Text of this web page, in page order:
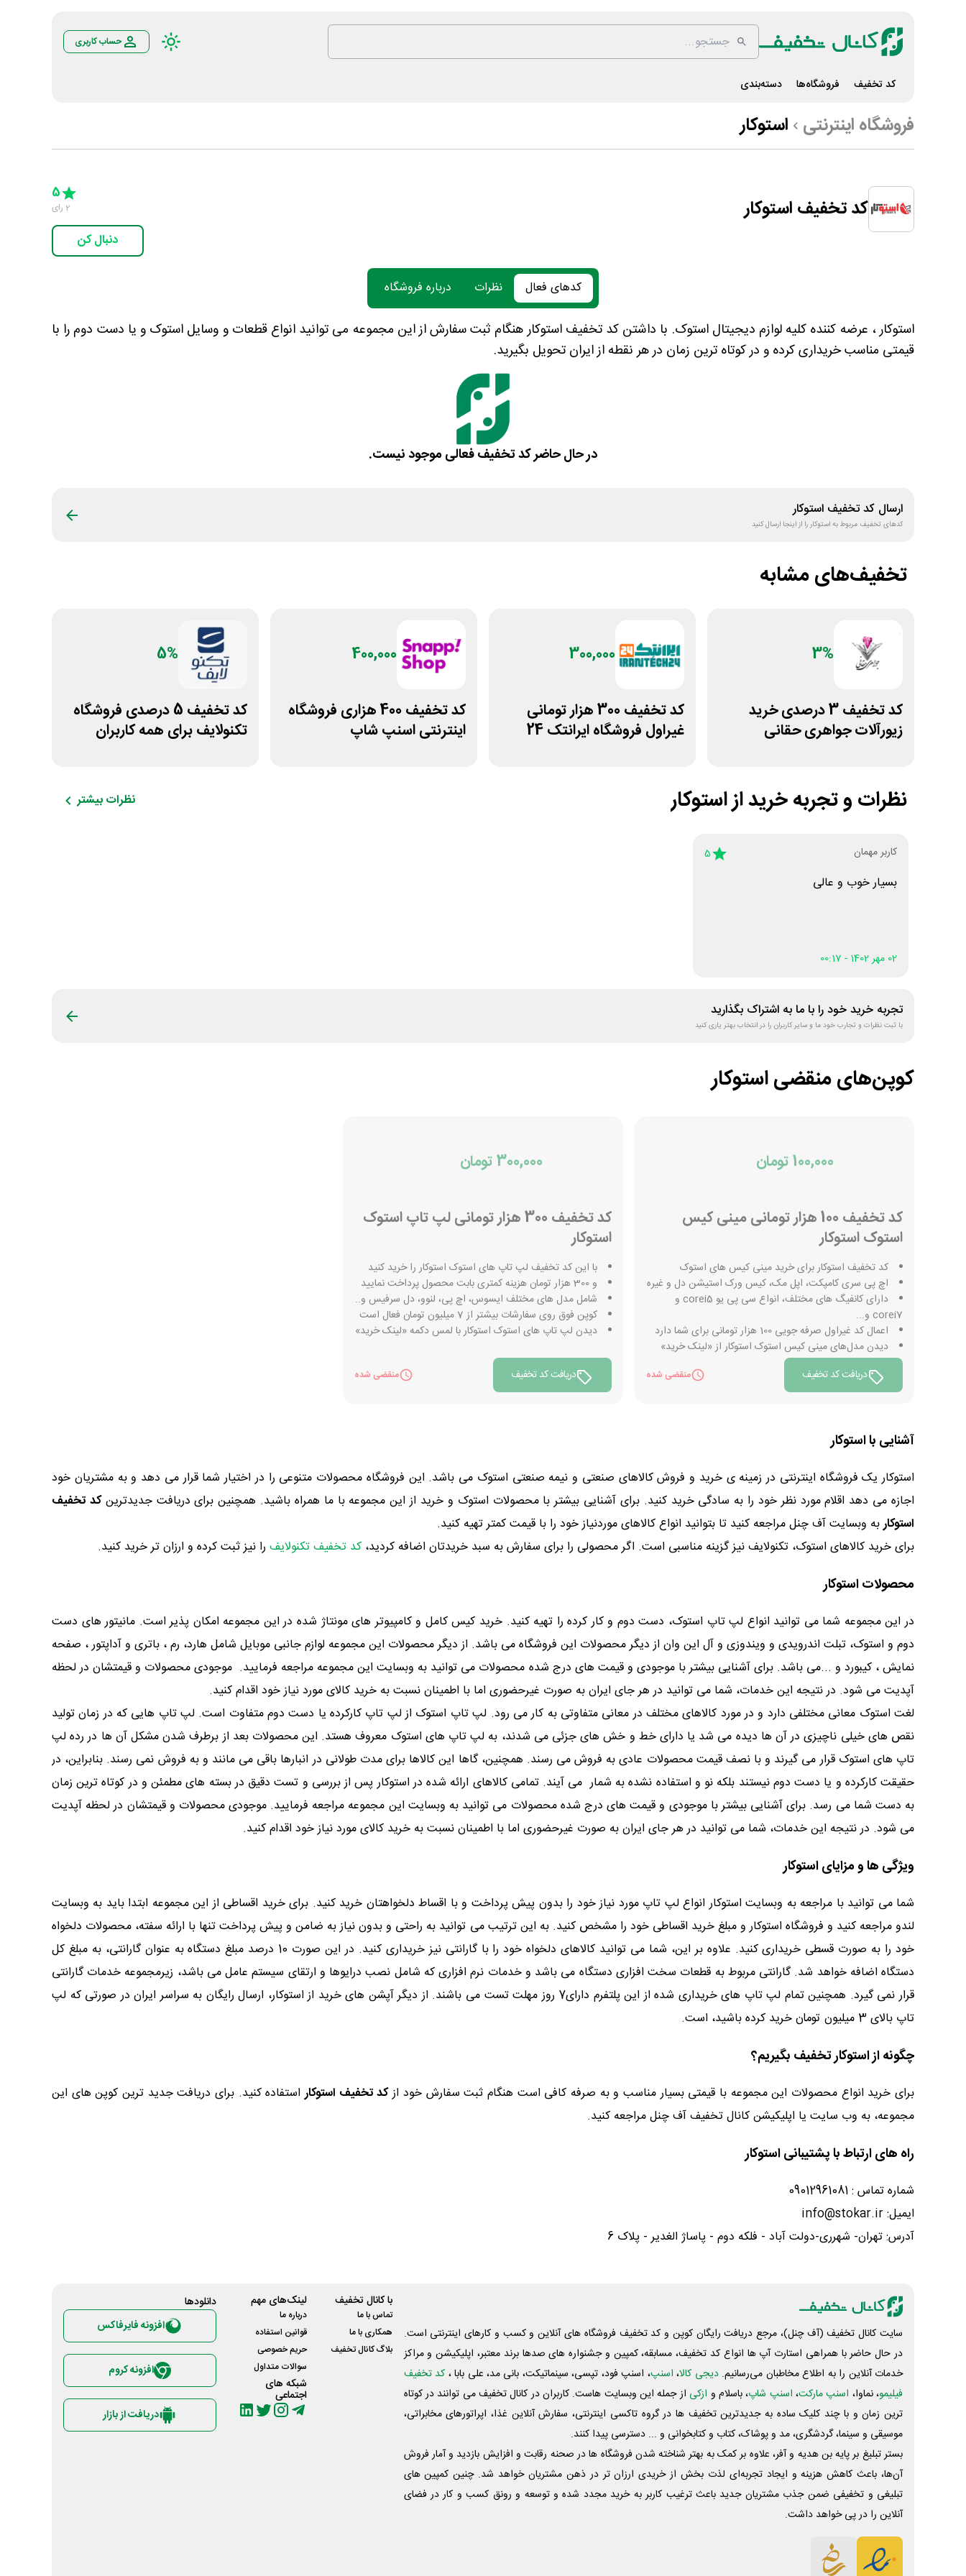
حساب کاربری
کد تخفیف فروشگاه‌ها دسته‌بندی
فروشگاه اینترنتی استوکار
کد تخفیف استوکار
5 Stars
5
2 رای
دنبال کن
کدهای فعال نظرات درباره فروشگاه
استوکار ، عرضه کننده کلیه لوازم دیجیتال استوک. با داشتن کد تخفیف استوکار هنگام ثبت سفارش از این مجموعه می توانید انواع قطعات و وسایل استوک و یا دست دوم را با
قیمتی مناسب خریداری کرده و در کوتاه ترین زمان در هر نقطه از ایران تحویل بگیرید.
در حال حاضر کد تخفیف فعالی موجود نیست.
ارسال کد تخفیف استوکار
کدهای تخفیف مربوط بهاستوکاررا از اینجا ارسال کنید
تخفیف‌های مشابه
3%
کد تخفیف 3 درصدی خرید
زیورآلات جواهری حقانی
300,000
کد تخفیف 300 هزار تومانی
غیراول فروشگاه ایرانتک 24
400,000
کد تخفیف 400 هزاری فروشگاه
اینترنتی اسنپ شاپ
5%
کد تخفیف 5 درصدی فروشگاه
تکنولایف برای همه کاربران
نظرات و تجربه خرید ازاستوکار نظرات بیشتر
کاربر مهمان 5
بسیار خوب و عالی
02 مهر 1402 - 00:17
تجربه خرید خود را با ما به اشتراک بگذارید
با ثبت نظرات و تجارب خود ما و سایر کاربران را در انتخاب بهتر یاری کنید
کوپن‌های منقضیاستوکار
100,000 تومان
کد تخفیف 100 هزار تومانی مینی کیس
استوک استوکار
کد تخفیف استوکار برای خرید مینی کیس های استوک
اچ پی سری کامپکت، اپل مک، کیس ورک استیشن دل و غیره
دارای کانفیگ های مختلف، انواع سی پی یو corei5 و
corei7 و...
اعمال کد غیراول صرفه جویی 100 هزار تومانی برای شما دارد
دیدن مدل‌های مینی کیس استوک استوکار از «لینک خرید»
دریافت کد تخفیف
منقضی شده
300,000 تومان
کد تخفیف 300 هزار تومانی لپ تاپ استوک
استوکار
با این کد تخفیف لپ تاپ های استوک استوکار را خرید کنید
و 300 هزار تومان هزینه کمتری بابت محصول پرداخت نمایید
شامل مدل های مختلف ایسوس، اچ پی، لنوو، دل سرفیس و..
کوپن فوق روی سفارشات بیشتر از 7 میلیون تومان فعال است
دیدن لپ تاپ های استوک استوکار با لمس دکمه «لینک خرید»
دریافت کد تخفیف منقضی شده
آشنایی با استوکار
استوکار یک فروشگاه اینترنتی در زمینه ی خرید و فروش کالاهای صنعتی و نیمه صنعتی استوک می باشد. این فروشگاه محصولات متنوعی را در اختیار شما قرار می دهد و به مشتریان خود
اجازه می دهد اقلام مورد نظر خود را به سادگی خرید کنید. برای آشنایی بیشتر با محصولات استوک و خرید از این مجموعه با ما همراه باشید. همچنین برای دریافت جدیدترینکد تخفیف
استوکاربه وبسایت آف چنل مراجعه کنید تا بتوانید انواع کالاهای موردنیاز خود را با قیمت کمتر تهیه کنید.
برای خرید کالاهای استوک، تکنولایف نیز گزینه مناسبی است. اگر محصولی را برای سفارش به سبد خریدتان اضافه کردید، کد تخفیف تکنولایف را نیز ثبت کرده و ارزان تر خرید کنید.
محصولات استوکار
در این مجموعه شما می توانید انواع لپ تاپ استوک، دست دوم و کار کرده را تهیه کنید. خرید کیس کامل و کامپیوتر های مونتاژ شده در این مجموعه امکان پذیر است. مانیتور های دست
دوم و استوک، تبلت اندرویدی و ویندوزی و آل این وان از دیگر محصولات این فروشگاه می باشد. از دیگر محصولات این مجموعه لوازم جانبی موبایل شامل هارد، رم ، باتری و آداپتور ، صفحه
نمایش ، کیبورد و ...می باشد. برای آشنایی بیشتر با موجودی و قیمت های درج شده محصولات می توانید به وبسایت این مجموعه مراجعه فرمایید. موجودی محصولات و قیمتشان در لحظه
آپدیت می شود. در نتیجه این خدمات، شما می توانید در هر جای ایران به صورت غیرحضوری اما با اطمینان نسبت به خرید کالای مورد نیاز خود اقدام کنید.
لغت استوک معانی مختلفی دارد و در مورد کالاهای مختلف در معانی متفاوتی به کار می رود. لپ تاپ استوک از لپ تاپ کارکرده یا دست دوم متفاوت است. لپ تاپ هایی که در زمان تولید
نقص های خیلی ناچیزی در آن ها دیده می شد یا دارای خط و خش های جزئی می شدند، به لپ تاپ های استوک معروف هستد. این محصولات بعد از برطرف شدن مشکل آن ها در رده لپ
تاپ های استوک قرار می گیرند و با نصف قیمت محصولات عادی به فروش می رسند. همچنین، گاها این کالاها برای مدت طولانی در انبارها باقی می مانند و به فروش نمی رسند. بنابراین، در
حقیقت کارکرده و یا دست دوم نیستند بلکه نو و استفاده نشده به شمار می آیند. تمامی کالاهای ارائه شده در استوکار پس از بررسی و تست دقیق در بسته های مطمئن و در کوتاه ترین زمان
به دست شما می رسد. برای آشنایی بیشتر با موجودی و قیمت های درج شده محصولات می توانید به وبسایت این مجموعه مراجعه فرمایید. موجودی محصولات و قیمتشان در لحظه آپدیت
می شود. در نتیجه این خدمات، شما می توانید در هر جای ایران به صورت غیرحضوری اما با اطمینان نسبت به خرید کالای مورد نیاز خود اقدام کنید.
ویژگی ها و مزایای استوکار
شما می توانید با مراجعه به وبسایت استوکار انواع لپ تاپ مورد نیاز خود را بدون پیش پرداخت و با اقساط دلخواهتان خرید کنید. برای خرید اقساطی از این مجموعه ابتدا باید به وبسایت
لندو مراجعه کنید و فروشگاه استوکار و مبلغ خرید اقساطی خود را مشخص کنید. به این ترتیب می توانید به راحتی و بدون نیاز به ضامن و پیش پرداخت تنها با ارائه سفته، محصولات دلخواه
خود را به صورت قسطی خریداری کنید. علاوه بر این، شما می توانید کالاهای دلخواه خود را با گارانتی نیز خریداری کنید. در این صورت 10 درصد مبلغ دستگاه به عنوان گارانتی، به مبلغ کل
دستگاه اضافه خواهد شد. گارانتی مربوط به قطعات سخت افزاری دستگاه می باشد و خدمات نرم افزاری که شامل نصب درایوها و ارتقای سیستم عامل می باشد، زیرمجموعه خدمات گارانتی
قرار نمی گیرد. همچنین تمام لپ تاپ های خریداری شده از این پلتفرم دارای7 روز مهلت تست می باشند. از دیگر آپشن های خرید از استوکار، ارسال رایگان به سراسر ایران در صورتی که لپ
تاپ بالای 3 میلیون تومان خرید کرده باشید، است.
چگونه از استوکار تخفیف بگیریم؟
برای خرید انواع محصولات این مجموعه با قیمتی بسیار مناسب و به صرفه کافی است هنگام ثبت سفارش خود ازکد تخفیف استوکاراستفاده کنید. برای دریافت جدید ترین کوپن های این
مجموعه، به وب سایت یا اپلیکیشن کانال تخفیف آف چنل مراجعه کنید.
راه های ارتباط با پشتیبانی استوکار
شماره تماس : 09012961081
ایمیل: info@stokar.ir
آدرس: تهران- شهرری-دولت آباد - فلکه دوم - پاساژ الغدیر - پلاک 6
سایت کانال تخفیف (آف چنل)، مرجع دریافت رایگان کوپن و کد تخفیف فروشگاه های آنلاین و کسب و‌ کارهای اینترنتی است.
در حال حاضر با همراهی استارت آپ ها انواع کد تخفیف، مسابقه، کمپین و جشنواره های صدها برند معتبر، اپلیکیشن و مراکز
خدمات آنلاین را به اطلاع مخاطبان می‌رسانیم. دیجی کالا، اسنپ، اسنپ فود، تپسی، سینماتیکت، بانی مد، علی‌ بابا ، کد تخفیف
فیلیمو، نماوا، اسنپ مارکت، اسنپ شاپ، باسلام و ازکی از جمله این وبسایت ‌هاست. کاربران در کانال تخفیف می توانند در کوتاه
ترین زمان و با چند کلیک ساده به جدیدترین تخفیف ها در گروه تاکسی اینترنتی، سفارش آنلاین غذا، اپراتورهای مخابراتی،
موسیقی و سینما، گردشگری، مد و پوشاک، کتاب و کتابخوانی و ... دسترسی پیدا کنند.
بستر تبلیغ بر پایه بن هدیه و آفر، علاوه بر کمک به بهتر شناخته شدن فروشگاه ها در صحنه رقابت و افزایش بازدید و آمار فروش
آن‌ها، باعث کاهش هزینه و ایجاد تجربه‌ای لذت بخش از خریدی ارزان تر در ذهن مشتریان خواهد شد. چنین کمپین های
تبلیغی و تخفیفی ضمن جذب مشتریان جدید باعث ترغیب کاربر به خرید مجدد شده و توسعه و رونق کسب و کار در فضای
آنلاین را در پی خواهد داشت.
با کانال تخفیف
تماس با ما
همکاری با ما
بلاگ کانال تخفیف
لینک‌های مهم
درباره ما
قوانین استفاده
حریم خصوصی
سوالات متداول
شبکه های
اجتماعی
دانلود‌ها
افزونه فایرفاکس
افزونه کروم
دریافت از بازار